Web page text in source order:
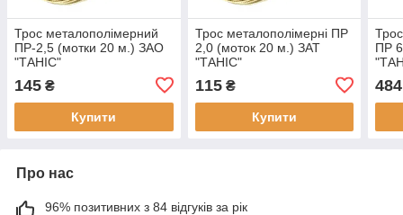
Трос металополімерний
ПР-2,5 (мотки 20 м.) ЗАО
"ТАНІС"
145 ₴
Купити
Трос металополімерні ПР
2,0 (моток 20 м.) ЗАТ
"ТАНІС"
115₴
Купити
ПР
484
Про нас
96% позитивних з 84 відгуків за рік